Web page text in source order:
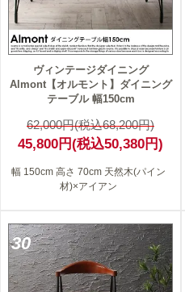
ヴィンテージダイニング
Almont【オルモント】ダイニング
テーブル 幅150cm
62,000円(税込68,200円)
45,800円(税込50,380円)
幅 150cm 高さ 70cm 天然木(パイン
材)×アイアン
30